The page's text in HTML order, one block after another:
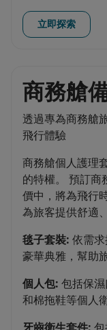
立即探索
商務艙
透過專為商務艙
飛行體驗
商務艙個人護理
的特權。 預訂商
價中，將為飛行
為旅客提供舒適
毯子套裝: 依需
豪華典雅，幫助
個人包: 包括保
和棉拖鞋等個人
牙齒衛生套件: